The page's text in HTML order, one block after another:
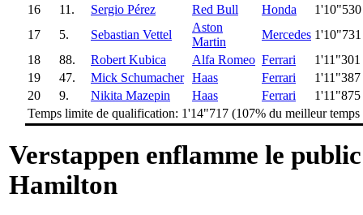
16
11. Sergio Pérez Red Bull Honda
1'10"530
17
5. Sebastian Vettel
Aston
Martin
Mercedes 1'10"731
18
88. Robert Kubica Alfa Romeo Ferrari
1'11"301
19
47. Mick Schumacher Haas Ferrari
1'11"387
20
9. Nikita Mazepin Haas Ferrari
1'11"875
Temps limite de qualification: 1'14"717 (107% du meilleur temps
Verstappen enflamme le
Hamilton